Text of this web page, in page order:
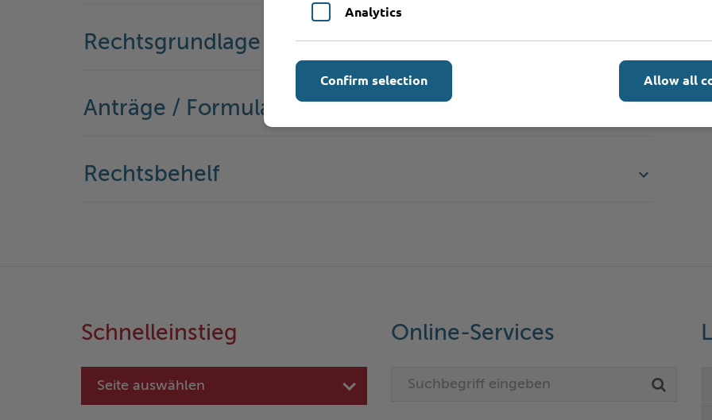
Rechtsgrundlage
Anträge / Formulare
Rechtsbehelf
Schnelleinstieg
Seite auswählen
Online-Services
Analytics
Allow all
Confirm selection